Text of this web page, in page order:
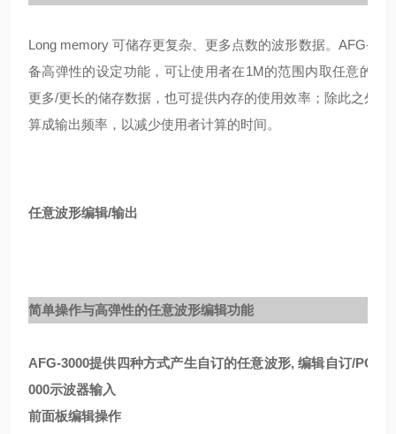
Long memory 可储存更复杂、更多点数的波形数据。AFG-
备高弹性的设定功能，可让使用者在1M的范围内取任意的点
更多/更长的储存数据，也可提供内存的使用效率；除此之外
算成输出频率，以减少使用者计算的时间。
任意波形编辑/输出
简单操作与高弹性的任意波形编辑功能
AFG-3000提供四种方式产生自订的任意波形,编辑自订/PC
000示波器输入
前面板编辑操作